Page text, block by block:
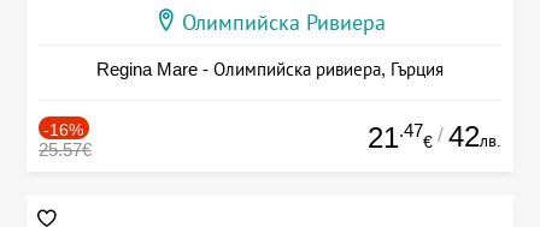
Олимпийска Ривиера
Regina Mare - Олимпийска ривиера, Гърция
-16%
25.57€ 21.47
€ / 42лв.